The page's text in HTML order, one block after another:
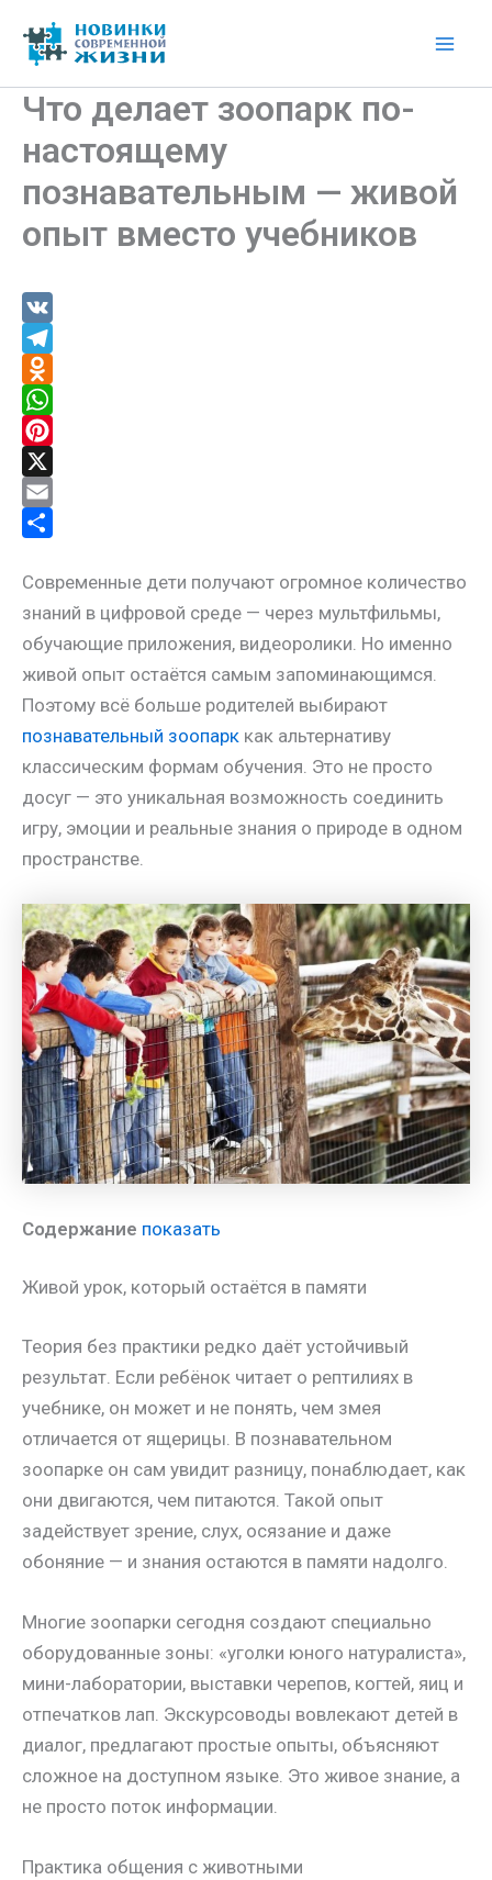
Что делает зоопарк по-
настоящему
познавательным — живой
опыт вместо учебников
V
KT
e
l
e
g
r
m
O
d
n
o
k
a
s
s
n
i
k
i
W
h
a
t
A
p
p
P
n
e
r
e
s
t
X
E
a
i
l
т
п
р
а
в
и
т
ь
Современные дети получают огромное количество
знаний в цифровой среде — через мультфильмы,
обучающие приложения, видеоролики. Но именно
живой опыт остаётся самым запоминающимся.
Поэтому всё больше родителей выбирают
познавательный зоопарк как альтернативу
классическим формам обучения. Это не просто
досуг — это уникальная возможность соединить
игру, эмоции и реальные знания о природе в одном
пространстве.
Содержание показать
Живой урок, который остаётся в памяти
Теория без практики редко даёт устойчивый
результат. Если ребёнок читает о рептилиях в
учебнике, он может и не понять, чем змея
отличается от ящерицы. В познавательном
зоопарке он сам увидит разницу, понаблюдает, как
они двигаются, чем питаются. Такой опыт
задействует зрение, слух, осязание и даже
обоняние — и знания остаются в памяти надолго.
Многие зоопарки сегодня создают специально
оборудованные зоны: «уголки юного натуралиста»,
мини-лаборатории, выставки черепов, когтей, яиц и
отпечатков лап. Экскурсоводы вовлекают детей в
диалог, предлагают простые опыты, объясняют
сложное на доступном языке. Это живое знание, а
не просто поток информации.
Практика общения с животными